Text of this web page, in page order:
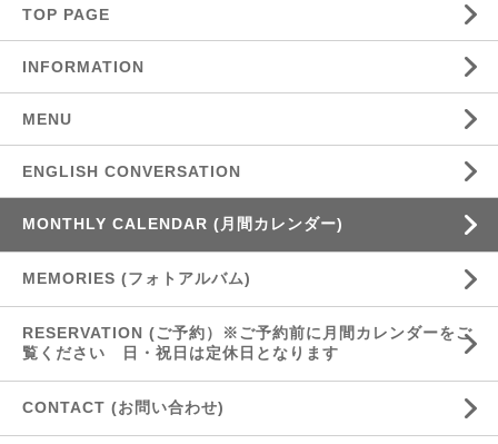
TOP PAGE
INFORMATION
MENU
ENGLISH CONVERSATION
MONTHLY CALENDAR (月間カレンダー)
MEMORIES (フォトアルバム)
RESERVATION (ご予約）※ご予約前に月間カレンダーをご
覧ください 日・祝日は定休日となります
CONTACT (お問い合わせ)